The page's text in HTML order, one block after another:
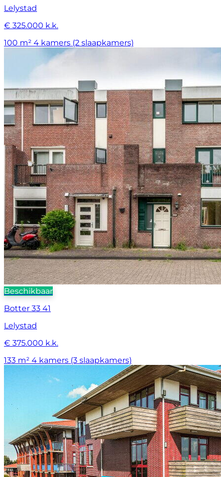
Lelystad
€ 325.000 k.k.
100 m² 4 kamers (2 slaapkamers)
Beschikbaar
Botter 33 41
Lelystad
€ 375.000 k.k.
133 m² 4 kamers (3 slaapkamers)